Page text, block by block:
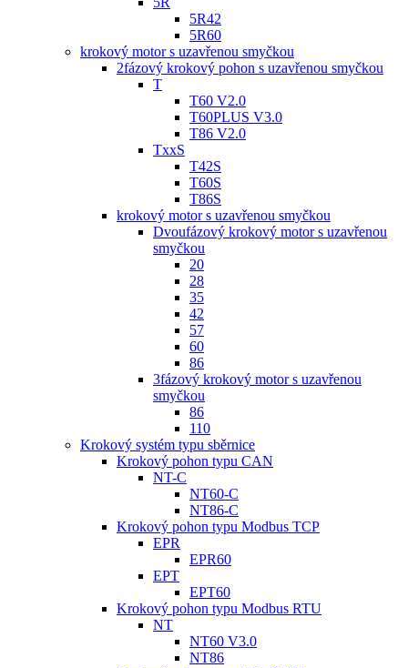
5R42
5R60
krokový motor s uzavřenou smyčkou
2fázový krokový pohon s uzavřenou smyčkou
T
T60 V2.0
T60PLUS V3.0
T86 V2.0
TxxS
T42S
T60S
T86S
krokový motor s uzavřenou smyčkou
Dvoufázový krokový motor s uzavřenou
smyčkou
20
28
35
42
57
60
86
3fázový krokový motor s uzavřenou
smyčkou
86
110
Krokový systém typu sběrnice
Krokový pohon typu CAN
NT-C
NT60-C
NT86-C
Krokový pohon typu Modbus TCP
EPR
EPR60
EPT
EPT60
Krokový pohon typu Modbus RTU
NT
NT60 V3.0
NT86